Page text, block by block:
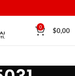
0 $0,00